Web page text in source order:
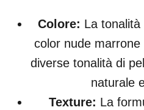
Colore: La
color nude
diverse tonalità di
naturale
Texture: La